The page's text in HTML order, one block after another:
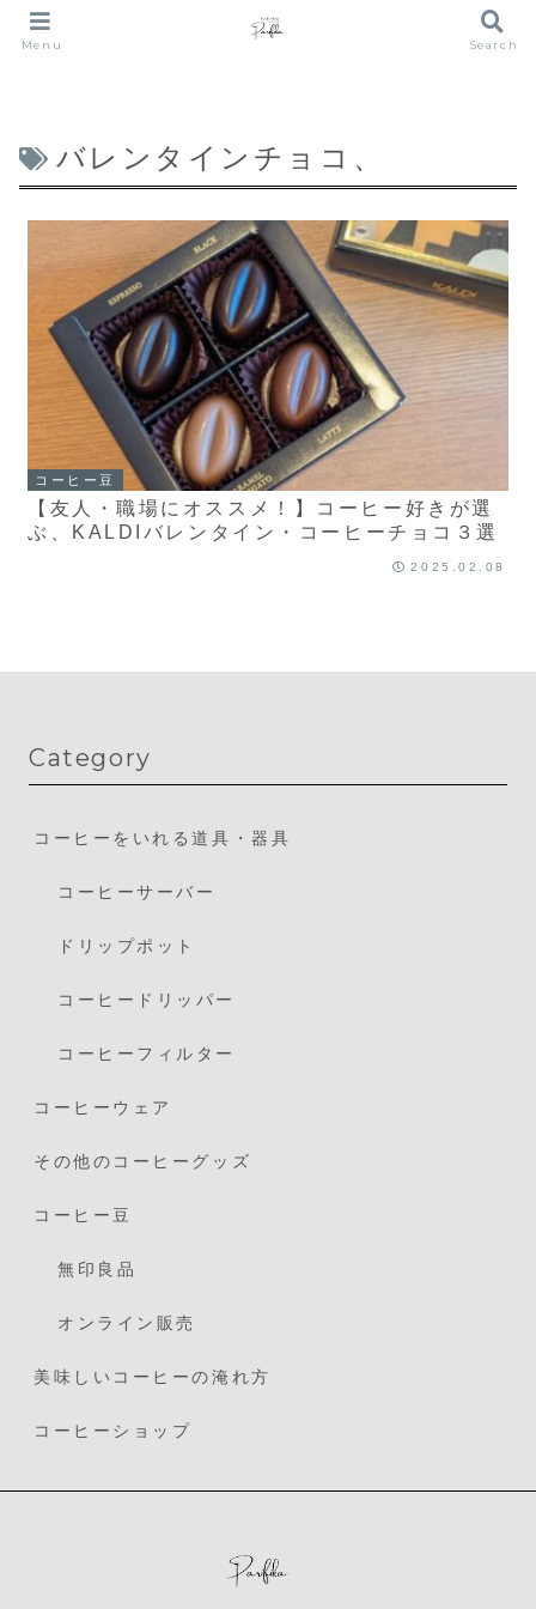
バレンタインチョコ、
コーヒー豆
【友人・職場にオススメ！】コーヒー好きが選
ぶ、KALDIバレンタイン・コーヒーチョコ３選
2025.02.08
Category
コーヒーをいれる道具・器具
コーヒーサーバー
ドリップポット
コーヒードリッパー
コーヒーフィルター
コーヒーウェア
その他のコーヒーグッズ
コーヒー豆
無印良品
オンライン販売
美味しいコーヒーの淹れ方
コーヒーショップ
Menu Search